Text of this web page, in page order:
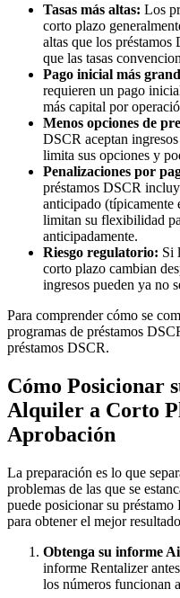
Tasas más altas: Los
corto plazo
altas que los préstamos
que las tasas
Pago inicial más
requieren un pago
más capital por
Menos opciones de
DSCR aceptan
limita sus opciones y
Penalizaciones por
préstamos DSCR
anticipado (típicamente
limitan su flexibilidad
anticipadamente.
Riesgo regulatorio: Si
corto plazo cambian
ingresos pueden ya no
Para comprender cómo se
programas de préstamos
préstamos DSCR.
Cómo Posicionar
Alquiler a Corto
Aprobación
La preparación es lo que
problemas de las que se
puede posicionar su
para obtener el mejor
Obtenga su informe
informe Rentalizer
los números funcionan